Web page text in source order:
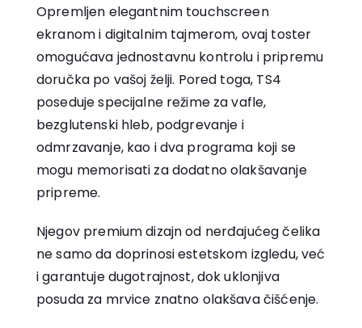
Opremljen elegantnim touchscreen
ekranom i digitalnim tajmerom, ovaj toster
omogućava jednostavnu kontrolu i pripremu
doručka po vašoj želji. Pored toga, TS4
poseduje specijalne režime za vafle,
bezglutenski hleb, podgrevanje i
odmrzavanje, kao i dva programa koji se
mogu memorisati za dodatno olakšavanje
pripreme.
Njegov premium dizajn od nerđajućeg čelika
ne samo da doprinosi estetskom izgledu, već
i garantuje dugotrajnost, dok uklonjiva
posuda za mrvice znatno olakšava čišćenje.